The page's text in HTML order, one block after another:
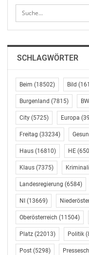
Verantwortung des
vertretbar, diese für
Für Benger ist
„Jahrelange
kann oder nicht,
„Hier braucht es
Ausufernde
zumutbar.
ÖVP-Landtagsclub
+43 (0)463 513 592
office@oevpclub.at
OTS-ORIGINALTEXT
AUSSCHLIESSLICHER
DES AUSSENDERS.
© Copyright APA-
der jeweilige
SCHLAGWÖRTER
Beim (18502) Bild
Burgenland (7815) BW
City (5725) Europa
Freitag (33234)
Haus (16810) HE
Klaus (7375)
Landesregierung (6584)
NI (13669)
Oberösterreich (11504)
Platz (22013) Politik
Post (5298)